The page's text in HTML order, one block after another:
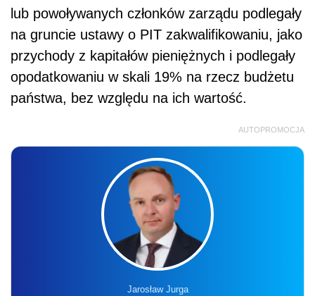
lub powoływanych członków zarządu podlegały
na gruncie ustawy o PIT zakwalifikowaniu, jako
przychody z kapitałów pieniężnych i podlegały
opodatkowaniu w skali 19% na rzecz budżetu
państwa, bez względu na ich wartość.
AUTOPROMOCJA
Jarosław Jurga